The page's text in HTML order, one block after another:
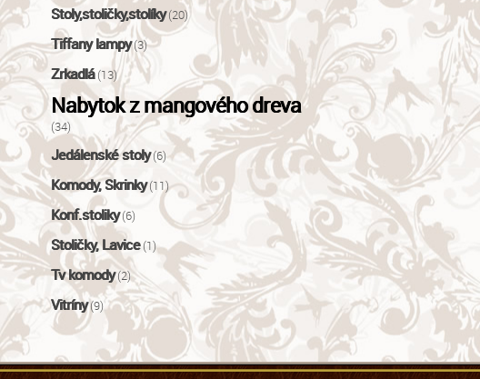
Stoly,stoličky,stolíky(20)
Tiffany lampy(3)
Zrkadlá(13)
Nabytok z mangového dreva
(34)
Jedálenské stoly(6)
Komody, Skrinky(11)
Konf.stoliky(6)
Stoličky, Lavice(1)
Tv komody(2)
Vitríny(9)